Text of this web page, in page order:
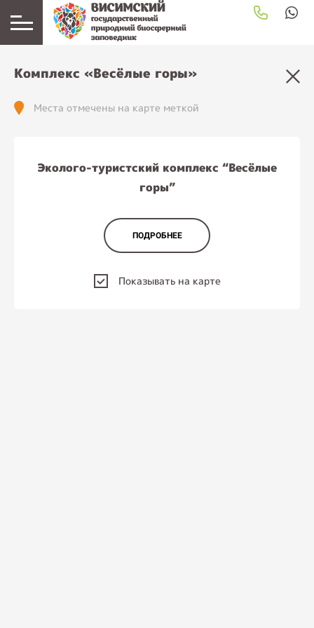
Комплекс «Весёлые горы»
Места отмечены на карте меткой
Эколого-туристский комплекс “Весёлые
горы”
ПОДРОБНЕЕ
Показывать на карте